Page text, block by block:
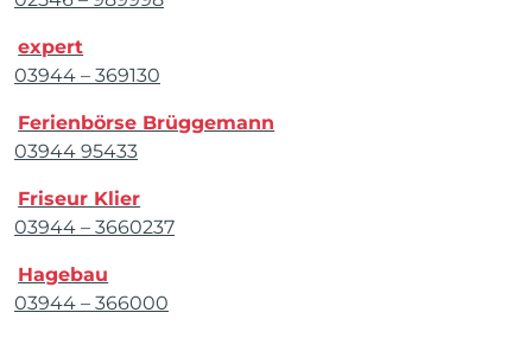
expert
03944 – 369130
Ferienbörse Brüggemann
03944 95433
Friseur Klier
03944 – 3660237
Hagebau
03944 – 366000